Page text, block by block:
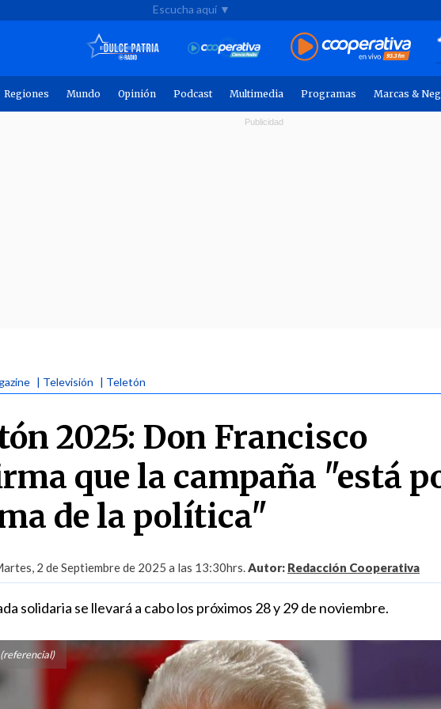
Escucha aquí ▼
Regiones Mundo Opinión Podcast Multimedia Programas Marcas &
| Televisión | Teletón
2025: Don Francisco
que la campaña "está
de la política"
2 de Septiembre de 2025 a las 13:30hrs.Autor: Redacción Cooperativa
solidaria se llevará a cabo los próximos 28 y 29 de noviembre.